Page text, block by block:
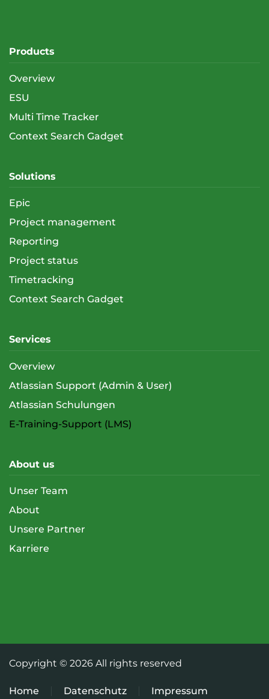
Products
Overview
ESU
Multi Time Tracker
Context Search Gadget
Solutions
Epic
Project management
Reporting
Project status
Timetracking
Context Search Gadget
Services
Overview
Atlassian Support (Admin & User)
Atlassian Schulungen
E-Training-Support (LMS)
About us
Unser Team
About
Unsere Partner
Karriere
Copyright © 2026 All rights reserved
Home Datenschutz Impressum